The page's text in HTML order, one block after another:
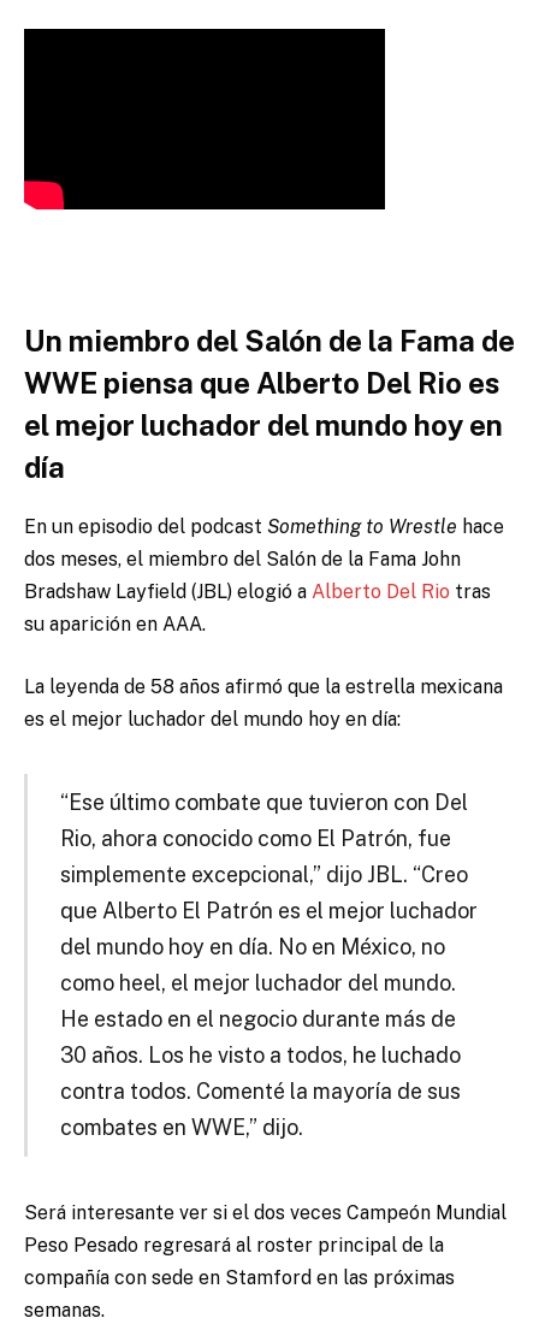
Un miembro del Salón de la Fama de
WWE piensa que Alberto Del Rio es
el mejor luchador del mundo hoy en
día
En un episodio del podcast Something to Wrestle hace
dos meses, el miembro del Salón de la Fama John
Bradshaw Layfield (JBL) elogió a Alberto Del Rio tras
su aparición en AAA.
La leyenda de 58 años afirmó que la estrella mexicana
es el mejor luchador del mundo hoy en día:
“Ese último combate que tuvieron con Del
Rio, ahora conocido como El Patrón, fue
simplemente excepcional,” dijo JBL. “Creo
que Alberto El Patrón es el mejor luchador
del mundo hoy en día. No en México, no
como heel, el mejor luchador del mundo.
He estado en el negocio durante más de
30 años. Los he visto a todos, he luchado
contra todos. Comenté la mayoría de sus
combates en WWE,” dijo.
Será interesante ver si el dos veces Campeón Mundial
Peso Pesado regresará al roster principal de la
compañía con sede en Stamford en las próximas
semanas.